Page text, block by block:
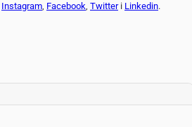
Instagram, Facebook, Twitteri Linkedin.